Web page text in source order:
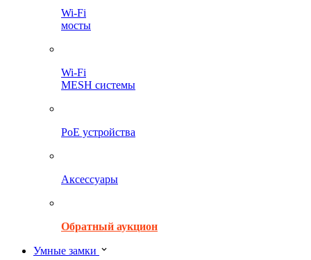
Wi-Fi
мосты
Wi-Fi
MESH системы
PoE устройства
Аксессуары
Обратный аукцион
Умные замки